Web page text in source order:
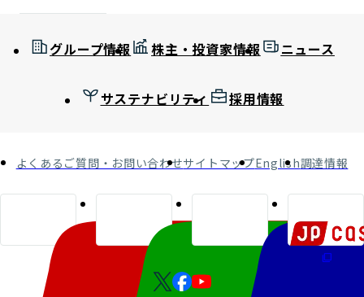
グループ情報 株主・投資家情報 ニュース
サステナビリティ 採用情報
よくあるご質問・お問い合わせサイトマップEnglish調達情報